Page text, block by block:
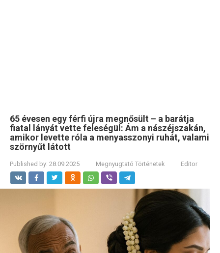
65 évesen egy férfi újra megnősült – a barátja
fiatal lányát vette feleségül: Ám a nászéjszakán,
amikor levette róla a menyasszonyi ruhát, valami
szörnyűt látott
Published by: 28.09.2025 Megnyugtató Történetek Editor